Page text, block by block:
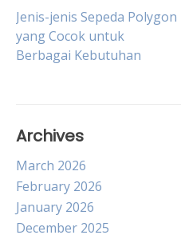
Post
navigation
Jenis-jenis Sepeda Polygon
yang Cocok untuk
Berbagai Kebutuhan
Archives
March 2026
February 2026
January 2026
December 2025